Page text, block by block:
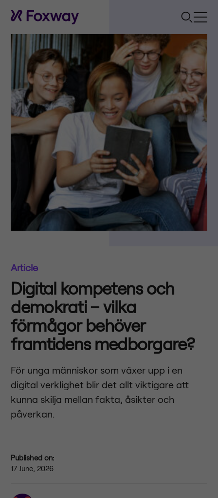
Article
Digital kompetens och
demokrati – vilka
förmågor behöver
framtidens medborgare?
För unga människor som växer upp i en
digital verklighet blir det allt viktigare att
kunna skilja mellan fakta, åsikter och
påverkan.
Published on:
17 June, 2026